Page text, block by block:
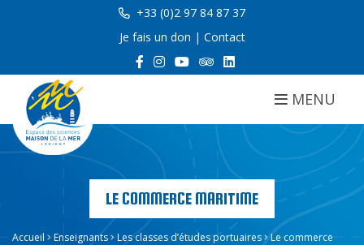
+33 (0)2 97 84 87 37
Je fais un don | Contact
MENU
LE COMMERCE MARITIME
Accueil Enseignants Les classes d’études portuaires
Le commerce